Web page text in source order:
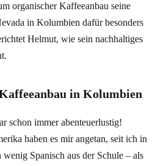
organischer Kaffeeanbau seine
in Kolumbien dafür besonders
Helmut, wie sein nachhaltiges
in Kolumbien
schon immer abenteuerlustig!
haben es mir angetan, seit ich in
Spanisch aus der Schule – als